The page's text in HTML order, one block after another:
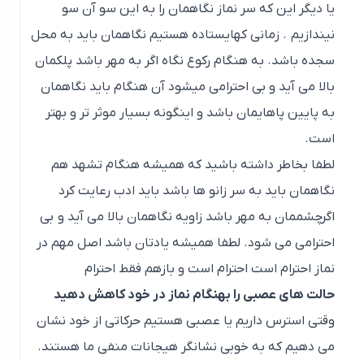
یا دیگر این که سر نماز نگاهمان را به این سو آن سو
نیندازیم . زمانی کهایستاده هستیم نگاهمان باید به محل
سجده باشد. به هنگام رکوع نگاه اگر به مهر باشد پلکمان
بالا می آید و بی احترامی میشود آن هنگام باید نگاهمان
پایین پاهایمان باشد و اینگونه بسیار موثر تر و بهتر
است.
لطفا بخاطر داشته باشید که همیشه هنگام تشهد هم
نگاهمان باید به سر زانو ها باشد باید ادب رعایت کرد
چشممان به مهر باشد زاویه نگاهمان بالا می آید و بی
احترامی می شود . لطفا همیشه یادتان باشد اصل مهم در
نماز احترام است احترام است و بازهم فقط احترام
حالت های عصبی را بهنگام نماز در خود کاهش دهید
وقتی استرس داریم یا عصبی هستیم حرکاتی از خود نشان
می دهیم که به خوبی نشانگر هیجانات منفی ما هستند.